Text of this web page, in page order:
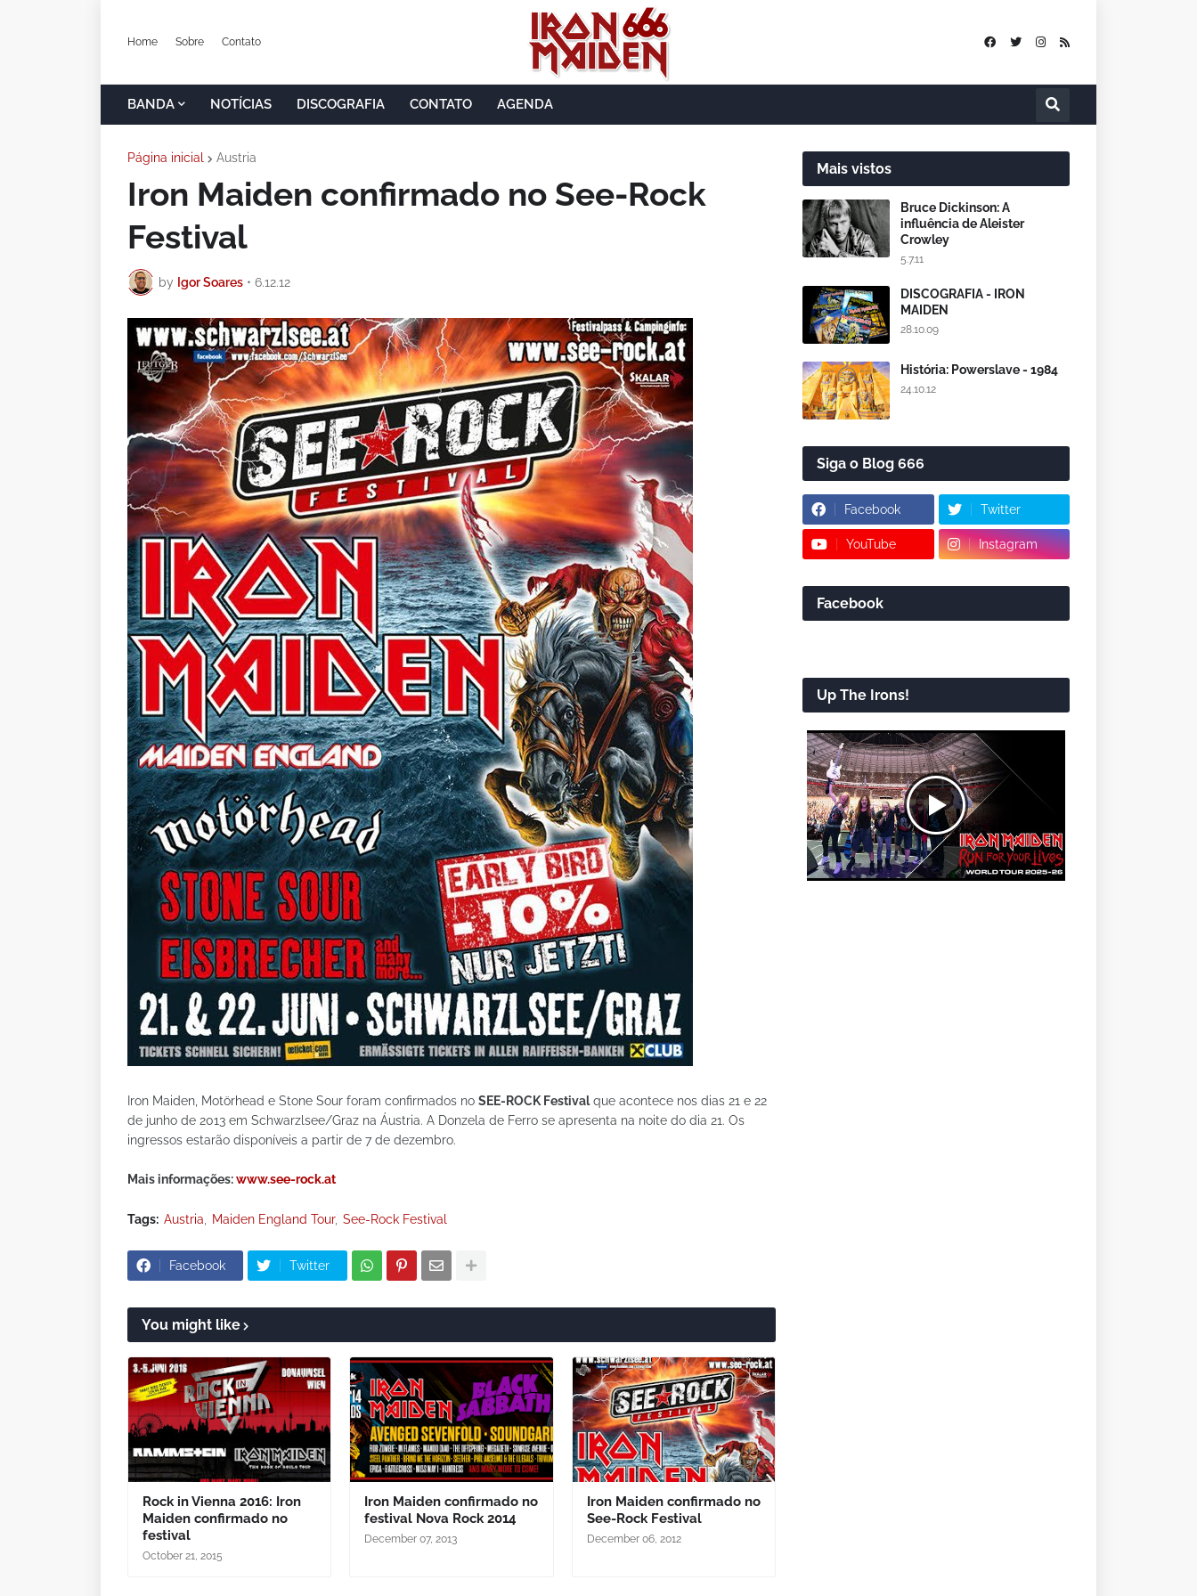
Home Sobre Contato
BANDA NOTÍCIAS DISCOGRAFIA CONTATO AGENDA
Página inicial Austria
Iron Maiden confirmado no See-Rock
Festival
by Igor Soares • 6.12.12
Iron Maiden, Motörhead e Stone Sour foram confirmados no SEE-ROCK Festivalque acontece nos dias 21 e 22
de junho de 2013 em Schwarzlsee/Graz na Áustria. A Donzela de Ferro se apresenta na noite do dia 21. Os
ingressos estarão disponíveis a partir de 7 de dezembro.
Mais informações:www.see-rock.at
Tags: Austria Maiden England Tour See-Rock Festival
Facebook Twitter
You might like
Rock in Vienna 2016: Iron
Maiden confirmado no
festival
October 21, 2015
Iron Maiden confirmado no
festival Nova Rock 2014
December 07, 2013
Iron Maiden confirmado no
See-Rock Festival
December 06, 2012
Mais vistos
Bruce Dickinson: A
influência de Aleister
Crowley
5.7.11
DISCOGRAFIA - IRON
MAIDEN
28.10.09
História: Powerslave - 1984
24.10.12
Siga o Blog 666
Facebook Twitter
YouTube Instagram
Facebook
Up The Irons!